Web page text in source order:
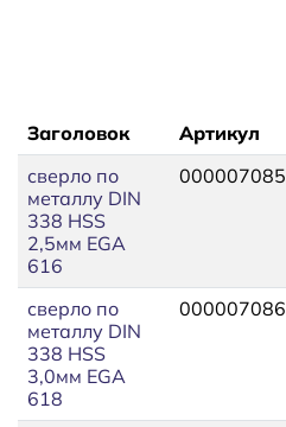
Заголовок Артикул
сверло по
металлу DIN
338 HSS
2,5мм EGA
616
000007085
сверло по
металлу DIN
338 HSS
3,0мм EGA
618
000007086